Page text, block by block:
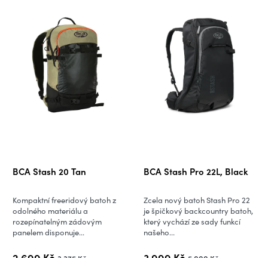
BCA Stash 20 Tan
Kompaktní freeridový batoh z
odolného materiálu a
rozepínatelným zádovým
panelem disponuje...
BCA Stash Pro 22L, Black
Zcela nový batoh Stash Pro 22
je špičkový backcountry batoh,
který vychází ze sady funkcí
našeho...